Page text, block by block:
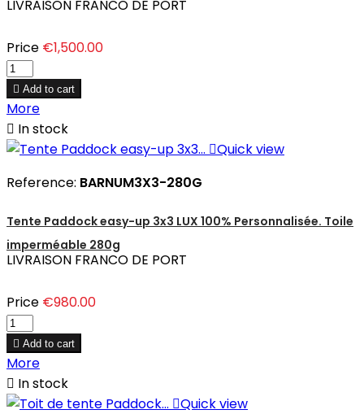
LIVRAISON FRANCO DE PORT
Price €1,500.00
 Add to cart
More
 In stock
Quick view
Reference: BARNUM3X3-280G
Tente Paddock easy-up 3x3 LUX 100% Personnalisée. Toile
imperméable 280g
LIVRAISON FRANCO DE PORT
Price €980.00
 Add to cart
More
 In stock
Quick view